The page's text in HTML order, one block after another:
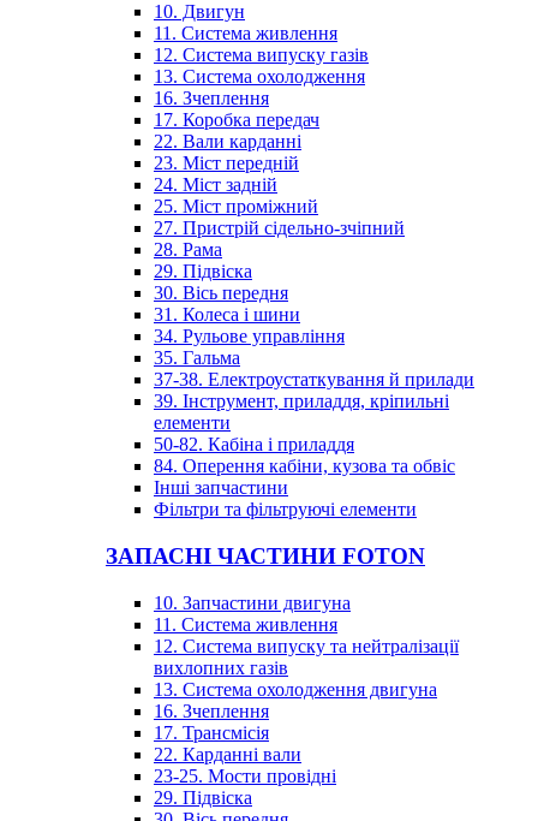
10. Двигун
11. Система живлення
12. Система випуску газів
13. Система охолодження
16. Зчеплення
17. Коробка передач
22. Вали карданні
23. Міст передній
24. Міст задній
25. Міст проміжний
27. Пристрій сідельно-зчіпний
28. Рама
29. Підвіска
30. Вісь передня
31. Колеса і шини
34. Рульове управління
35. Гальма
37-38. Електроустаткування й прилади
39. Інструмент, приладдя, кріпильні
елементи
50-82. Кабіна і приладдя
84. Оперення кабіни, кузова та обвіс
Інші запчастини
Фільтри та фільтруючі елементи
ЗАПАСНІ ЧАСТИНИ FOTON
10. Запчастини двигуна
11. Система живлення
12. Система випуску та нейтралізації
вихлопних газів
13. Система охолодження двигуна
16. Зчеплення
17. Трансмісія
22. Карданні вали
23-25. Мости провідні
29. Підвіска